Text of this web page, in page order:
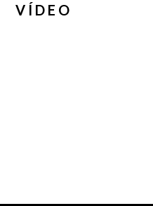
VÍDEO